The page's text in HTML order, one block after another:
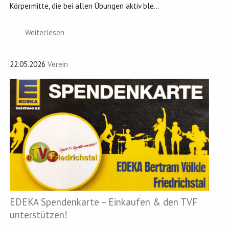
Körpermitte, die bei allen Übungen aktiv ble...
Weiterlesen
22.05.2026 Verein
EDEKA Spendenkarte – Einkaufen & den TVF
unterstützen!